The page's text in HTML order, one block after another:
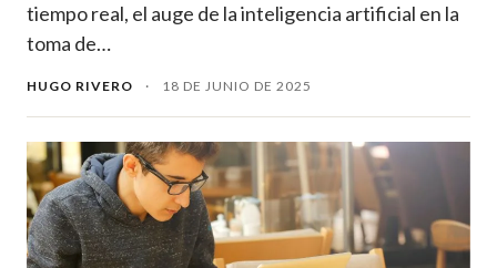
tiempo real, el auge de la inteligencia artificial en la
toma de…
HUGO RIVERO · 18 DE JUNIO DE 2025